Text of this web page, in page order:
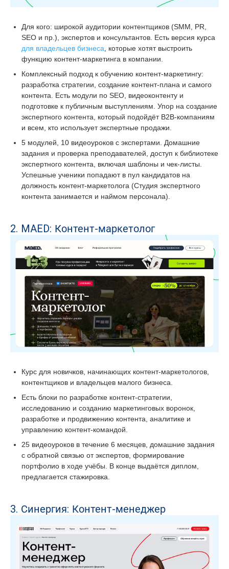
Для кого: широкой аудитории контентщиков (SMM, PR,
SEO и пр.), экспертов и консультантов. Есть версия курса
для владельцев бизнеса , которые хотят выстроить
функцию контент-маркетинга в компании.
Комплексный подход к обучению контент-маркетингу:
разработка стратегии, создание контент-плана и самого
контента. Есть модули по SEO, видеоконтенту и
подготовке к публичным выступлениям. Упор на создание
экспертного контента, который подойдёт B2B-компаниям
и всем, кто использует экспертные продажи.
5 модулей, 10 видеоуроков с экспертами. Домашние
задания и проверка преподавателей, доступ к библиотеке
экспертного контента, включая шаблоны и чек-листы.
Успешные ученики попадают в пул кандидатов на
должность контент-маркетолога (Студия экспертного
контента занимается и наймом персонала).
2. MAED: Контент-маркетолог
Курс для новичков, начинающих контент-маркетологов,
контентщиков и владельцев малого бизнеса.
Есть блоки по разработке контент-стратегии,
исследованию и созданию маркетинговых воронок,
разработке и продвижению контента, аналитике и
управлению контент-командой.
25 видеоуроков в течение 6 месяцев, домашние задания
с обратной связью от экспертов, формирование
портфолио в ходе учёбы. В конце выдаётся диплом,
предлагается стажировка.
3. Синергия: Контент-менеджер